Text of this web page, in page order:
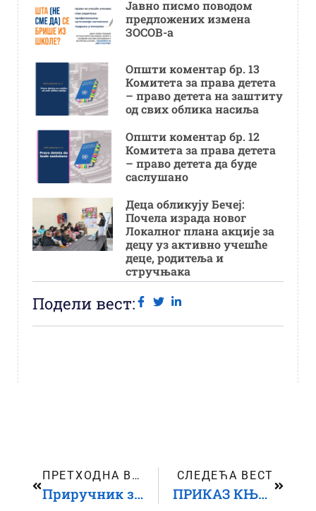
Јавно писмо поводом
предложених измена
ЗОСОВ-а
Општи коментар бр. 13
Комитета за права детета
– право детета на заштиту
од свих облика насиља
Општи коментар бр. 12
Комитета за права детета
– право детета да буде
саслушано
Деца обликују Бечеј:
Почела израда новог
Локалног плана акције за
децу уз активно учешће
деце, родитеља и
стручњака
Подели вест:
ПРЕТХОДНА ВЕСТ
Приручник за развој социјалних вештина кроз примену драмског метода”
СЛЕДЕЋА ВЕСТ
ПРИКАЗ КЊИГЕ – „ДИГИТАЛНО НАСИЉЕ – ВОДИЧ ЗА РАД СА ДЕЦОМ И МЛАДИМА“